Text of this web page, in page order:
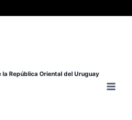
la República Oriental del Uruguay